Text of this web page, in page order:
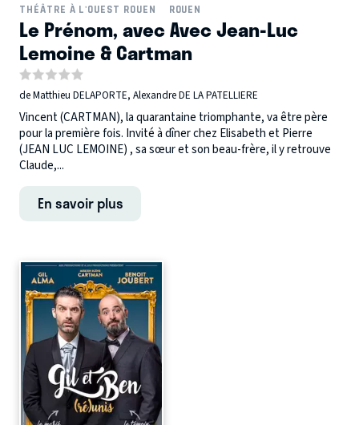
THÉÂTRE À L'OUEST ROUEN
ROUEN
Le Prénom, avec Avec Jean-Luc
Lemoine & Cartman
de Matthieu DELAPORTE, Alexandre DE LA PATELLIERE
Vincent (CARTMAN), la quarantaine triomphante, va être père
pour la première fois. Invité à dîner chez Elisabeth et Pierre
(JEAN LUC LEMOINE) , sa sœur et son beau-frère, il y retrouve
Claude,...
En savoir plus